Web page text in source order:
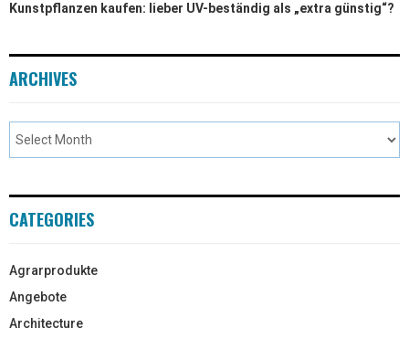
Kunstpflanzen kaufen: lieber UV-beständig als „extra günstig“?
ARCHIVES
CATEGORIES
Agrarprodukte
Angebote
Architecture